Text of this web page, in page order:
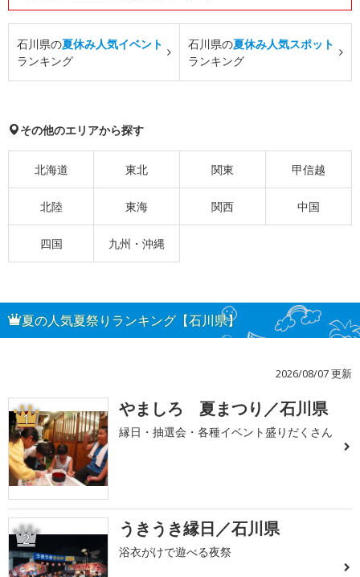
石川県の夏休み人気イベント
ランキング
石川県の夏休み人気スポット
ランキング
その他のエリアから探す
北海道 東北 関東 甲信越
北陸 東海 関西 中国
四国 九州・沖縄
夏の人気夏祭りランキング【石川県】
2026/08/07 更新
1 やましろ 夏まつり／石川県
縁日・抽選会・各種イベント盛りだくさん
2 うきうき縁日／石川県
浴衣がけで遊べる夜祭